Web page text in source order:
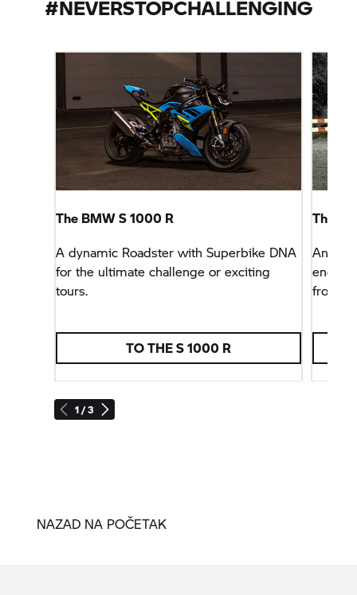
#NEVERSTOPCHALLENGING
1 / 3
The BMWS 1000 R
A dynamic Roadster with Superbike DNA
for the ultimate challenge or exciting
tours.
TO THES 1000 R
The
An
from
NAZAD NA POČETAK